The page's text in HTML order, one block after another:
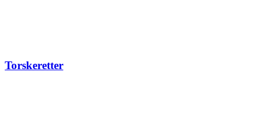
Torskeretter